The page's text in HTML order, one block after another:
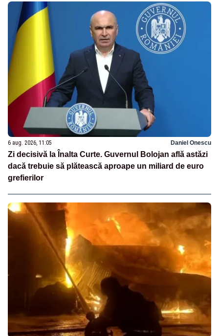
6 aug. 2026, 11:05 Daniel Onescu
Zi decisivă la Înalta Curte. Guvernul Bolojan află astăzi
dacă trebuie să plătească aproape un miliard de euro
grefierilor